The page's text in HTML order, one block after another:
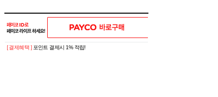
[ 결제혜택 ] 포인트 결제시 1% 적립!